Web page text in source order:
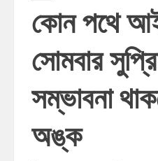
কোন পথে
সোমবার
সম্ভাবনা
অঙ্ক